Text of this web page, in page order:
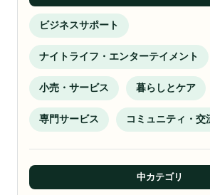
ビジネスサポート
ナイトライフ・エンターテイメント
小売・サービス 暮らしとケア
専門サービス コミュニティ・交
中カテゴリ